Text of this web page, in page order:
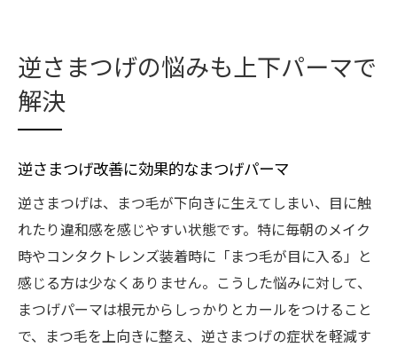
逆さまつげの悩みも上下パーマで
解決
逆さまつげ改善に効果的なまつげパーマ
逆さまつげは、まつ毛が下向きに生えてしまい、目に触
れたり違和感を感じやすい状態です。特に毎朝のメイク
時やコンタクトレンズ装着時に「まつ毛が目に入る」と
感じる方は少なくありません。こうした悩みに対して、
まつげパーマは根元からしっかりとカールをつけること
で、まつ毛を上向きに整え、逆さまつげの症状を軽減す